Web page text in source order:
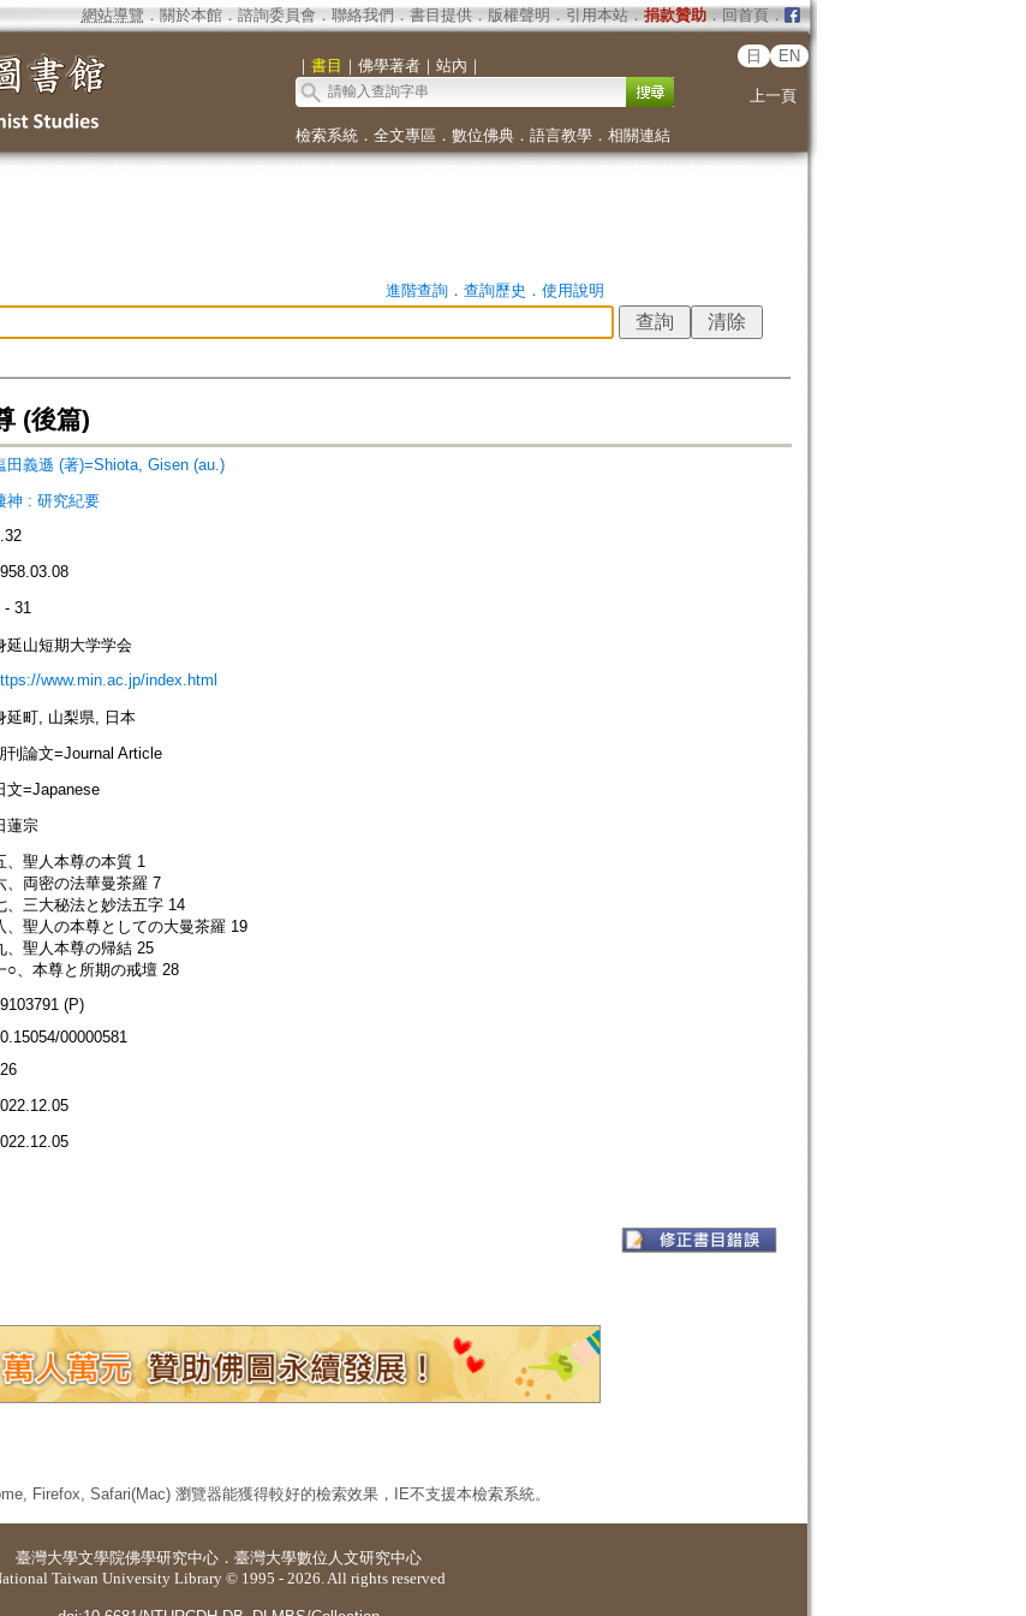
網站導覽 ． 關於本館． 諮詢委員會． 聯絡我們 ． 書目提供． 版權聲明 ． 引用本站． 捐款贊助．回首頁．
｜ 書目 ｜ 佛學著者｜ 站內 ｜
日 EN
上一頁
檢索系統． 全文專區 ． 數位佛典． 語言教學． 相關連結
進階查詢． 查詢歷史 ． 使用說明
(後篇)
田義遜 (著)=Shiota, Gisen (au.)
神 : 研究紀要
- 31
延山短期大学学会
www.min.ac.jp/index.html
延町, 山梨県, 日本
刊論文=Journal Article
文=Japanese
蓮宗
、聖人本尊の本質 1
、両密の法華曼茶羅 7
、三大秘法と妙法五字 14
、聖人の本尊としての大曼茶羅 19
、聖人本尊の帰結 25
○、本尊と所期の戒壇 28
(P)
00000581
Firefox, Safari(Mac) 瀏覽器能獲得較好的檢索效果，IE不支援本檢索系統。
臺灣大學文學院佛學研究中心 ． 臺灣大學數位人文研究中心
Taiwan University Library © 1995 - 2026. All rights reserved